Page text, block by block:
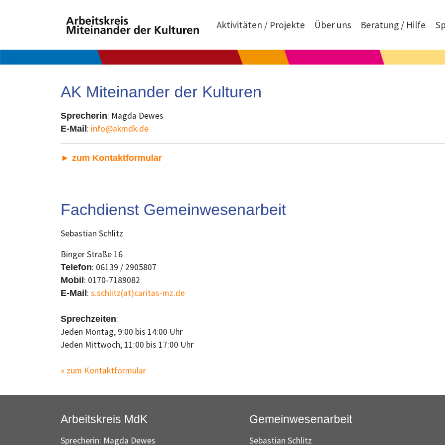
Aktivitäten / Projekte Über uns Beratung / Hilfe
AK Miteinander der Kulturen
Sprecherin: Magda Dewes
E-Mail : info@akmdk.de
► zum Kontaktformular
Fachdienst Gemeinwesenarbeit
Sebastian Schlitz
Binger Straße 16
Telefon: 06139 / 2905807
Mobil : 0170-7189082
E-Mail : s.schlitz(at)caritas-mz.de
Sprechzeiten:
Jeden Montag, 9:00 bis 14:00 Uhr
Jeden Mittwoch, 11:00 bis 17:00 Uhr
» zum Kontaktformular
Arbeitskreis MdK
Sprecherin: Magda Dewes
Gemeinwesenarbeit
Sebastian Schlitz